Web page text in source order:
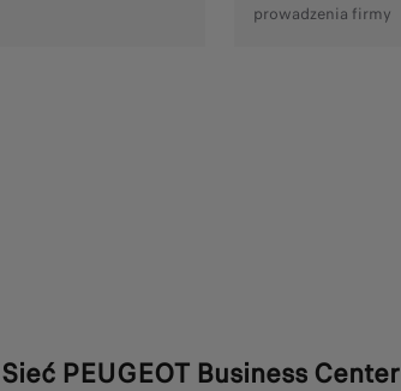
prowadzenia firmy
Sieć PEUGEOT Business Center